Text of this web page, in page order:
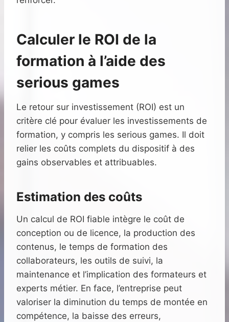
Calculer le ROI de la
formation à l’aide des
serious games
Le retour sur investissement (ROI) est un
critère clé pour évaluer les investissements de
formation, y compris les serious games. Il doit
relier les coûts complets du dispositif à des
gains observables et attribuables.
Estimation des coûts
Un calcul de ROI fiable intègre le coût de
conception ou de licence, la production des
contenus, le temps de formation des
collaborateurs, les outils de suivi, la
maintenance et l’implication des formateurs et
experts métier. En face, l’entreprise peut
valoriser la diminution du temps de montée en
compétence, la baisse des erreurs,